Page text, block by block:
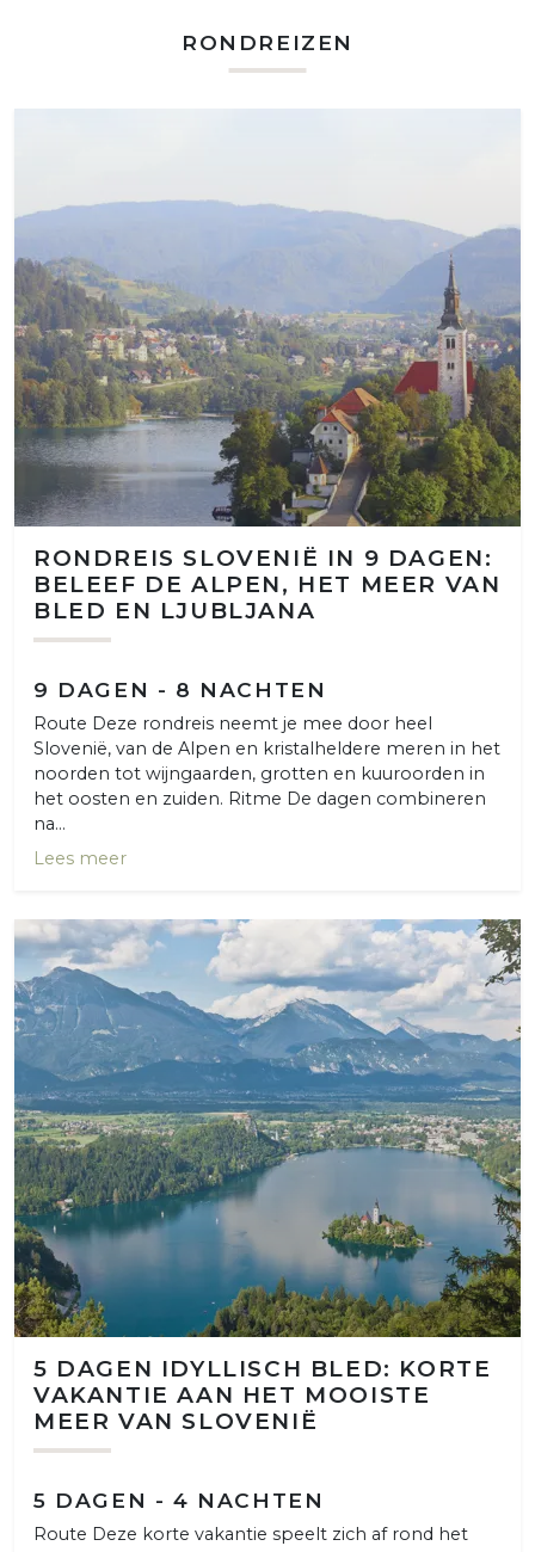
RONDREIZEN
RONDREIS SLOVENIË IN 9 DAGEN:
BELEEF DE ALPEN, HET MEER VAN
BLED EN LJUBLJANA
9 DAGEN - 8 NACHTEN
Route Deze rondreis neemt je mee door heel
Slovenië, van de Alpen en kristalheldere meren in het
noorden tot wijngaarden, grotten en kuuroorden in
het oosten en zuiden. Ritme De dagen combineren
na...
Lees meer
5 DAGEN IDYLLISCH BLED: KORTE
VAKANTIE AAN HET MOOISTE
MEER VAN SLOVENIË
5 DAGEN - 4 NACHTEN
Route Deze korte vakantie speelt zich af rond het